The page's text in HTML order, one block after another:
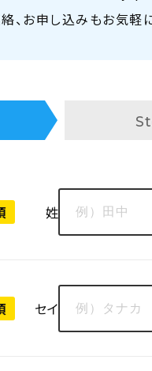
お申し込みもお気軽
姓
セイ